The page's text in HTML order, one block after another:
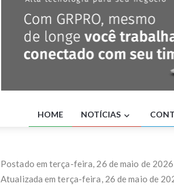
Nos
da
HOME NOTÍCIAS
Postado em terça-feira, 26 de maio de 2026
Atualizada em terça-feira, 26 de maio de